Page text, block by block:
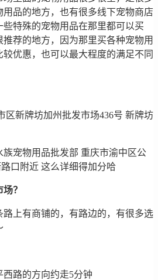
品的地方，也有很多线下宠物商店
特殊的宠物用品在那里都可以买
荐的地方，因为那里买各种宠物用
优惠，也可以最大程度的满足不同
区新牌坊加州批发市场436号 新牌坊
族宠物用品批发部 重庆市渝中区公
口附近 这么详细得加分哈
？
上有商铺的，有路边的，有很多选
路的方向约走5分钟